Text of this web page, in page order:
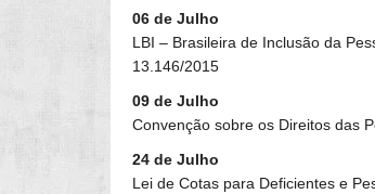
06 de Julho
LBI – Brasileira de Inclusão da
13.146/2015
09 de Julho
Convenção sobre os Direitos das
24 de Julho
Lei de Cotas para Deficientes e